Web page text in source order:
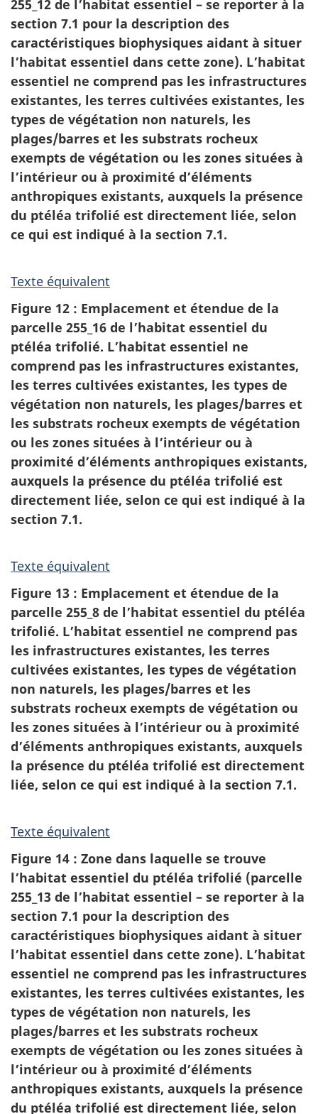
255_12 de l’habitat essentiel – se reporter à la
section 7.1 pour la description des
caractéristiques biophysiques aidant à situer
l’habitat essentiel dans cette zone). L’habitat
essentiel ne comprend pas les infrastructures
existantes, les terres cultivées existantes, les
types de végétation non naturels, les
plages/barres et les substrats rocheux
exempts de végétation ou les zones situées à
l’intérieur ou à proximité d’éléments
anthropiques existants, auxquels la présence
du ptéléa trifolié est directement liée, selon
ce qui est indiqué à la section 7.1.
Texte équivalent
Figure 12 : Emplacement et étendue de la
parcelle 255_16 de l’habitat essentiel du
ptéléa trifolié. L’habitat essentiel ne
comprend pas les infrastructures existantes,
les terres cultivées existantes, les types de
végétation non naturels, les plages/barres et
les substrats rocheux exempts de végétation
ou les zones situées à l’intérieur ou à
proximité d’éléments anthropiques existants,
auxquels la présence du ptéléa trifolié est
directement liée, selon ce qui est indiqué à la
section 7.1.
Texte équivalent
Figure 13 : Emplacement et étendue de la
parcelle 255_8 de l’habitat essentiel du ptéléa
trifolié. L’habitat essentiel ne comprend pas
les infrastructures existantes, les terres
cultivées existantes, les types de végétation
non naturels, les plages/barres et les
substrats rocheux exempts de végétation ou
les zones situées à l’intérieur ou à proximité
d’éléments anthropiques existants, auxquels
la présence du ptéléa trifolié est directement
liée, selon ce qui est indiqué à la section 7.1.
Texte équivalent
Figure 14 : Zone dans laquelle se trouve
l’habitat essentiel du ptéléa trifolié (parcelle
255_13 de l’habitat essentiel – se reporter à la
section 7.1 pour la description des
caractéristiques biophysiques aidant à situer
l’habitat essentiel dans cette zone). L’habitat
essentiel ne comprend pas les infrastructures
existantes, les terres cultivées existantes, les
types de végétation non naturels, les
plages/barres et les substrats rocheux
exempts de végétation ou les zones situées à
l’intérieur ou à proximité d’éléments
anthropiques existants, auxquels la présence
du ptéléa trifolié est directement liée, selon